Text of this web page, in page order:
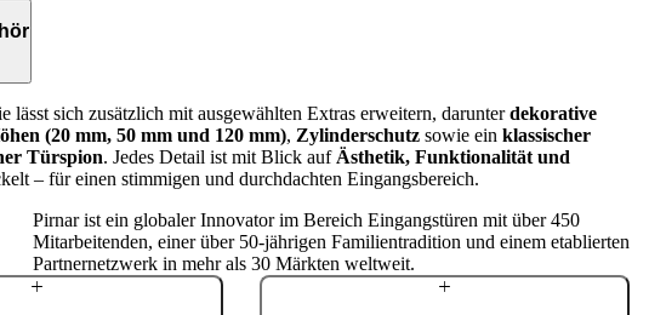
lässt sich zusätzlich mit ausgewählten Extras erweitern, darunterdekorative
(20 mm, 50 mm und 120 mm), Zylinderschutz sowie ein klassischer
Türspion. Jedes Detail ist mit Blick auf Ästhetik, Funktionalität und
– für einen stimmigen und durchdachten Eingangsbereich.
Pirnar ist ein globaler Innovator im Bereich Eingangstüren mit über 450
Mitarbeitenden, einer über 50-jährigen Familientradition und einem etablierten
Partnernetzwerk in mehr als 30 Märkten weltweit.